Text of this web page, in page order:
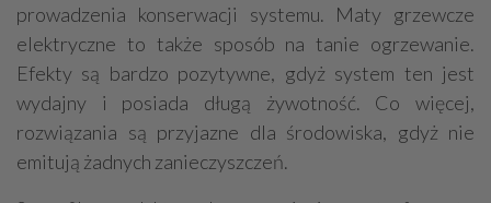
prowadzenia konserwacji systemu. Maty grzewcze
elektryczne to także sposób na tanie ogrzewanie.
Efekty są bardzo pozytywne, gdyż system ten jest
wydajny i posiada długą żywotność. Co więcej,
rozwiązania są przyjazne dla środowiska, gdyż nie
emitują żadnych zanieczyszczeń.